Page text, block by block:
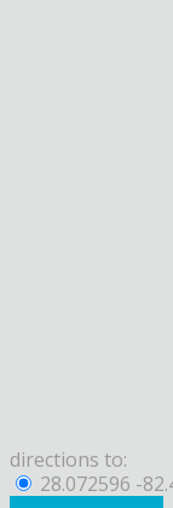
directions to:
28.072596 -